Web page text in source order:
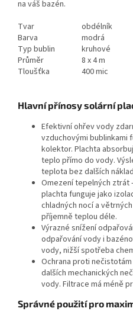
na váš bazén.
Tvar
obdélník
Barva
modrá
Typ bublin
kruhové
Průměr
8 x 4 m
Tloušťka
400 mic
Hlavní přínosy solární
Efektivní ohřev vody
vzduchovými bublinkami
kolektor. Plachta
teplo přímo do vody.
teplota bez dalších
Omezení tepelných ztrát
plachta funguje jako
chladných nocí a
příjemně teplou déle.
Výrazné snížení
odpařování vody i
vody, nižší spotřeba
Ochrana proti
dalších mechanických
vody. Filtrace má méně
Správné použití pro